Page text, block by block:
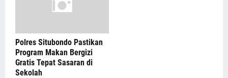
Polres Situbondo Pastikan
Program Makan Bergizi
Gratis Tepat Sasaran di
Sekolah